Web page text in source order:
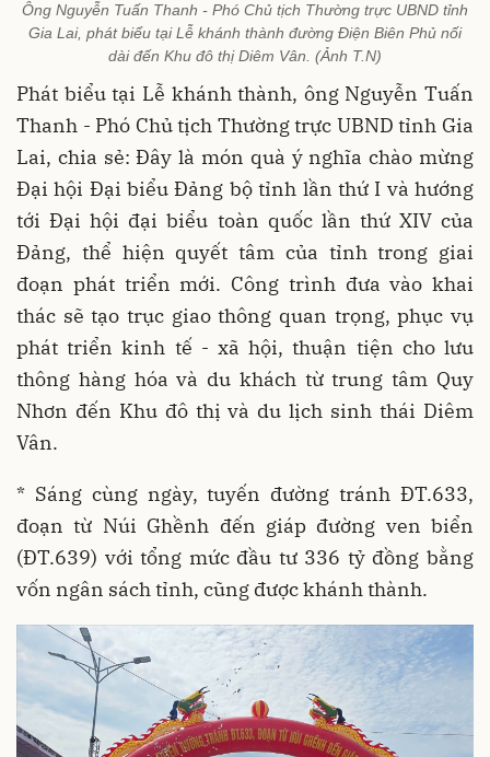
Ông Nguyễn Tuấn Thanh - Phó Chủ tịch Thường trực UBND tỉnh
Gia Lai, phát biểu tại Lễ khánh thành đường Điện Biên Phủ nối
dài đến Khu đô thị Diêm Vân. (Ảnh T.N)
Phát biểu tại Lễ khánh thành, ông Nguyễn Tuấn
Thanh - Phó Chủ tịch Thường trực UBND tỉnh Gia
Lai, chia sẻ: Đây là món quà ý nghĩa chào mừng
Đại hội Đại biểu Đảng bộ tỉnh lần thứ I và hướng
tới Đại hội đại biểu toàn quốc lần thứ XIV của
Đảng, thể hiện quyết tâm của tỉnh trong giai
đoạn phát triển mới. Công trình đưa vào khai
thác sẽ tạo trục giao thông quan trọng, phục vụ
phát triển kinh tế - xã hội, thuận tiện cho lưu
thông hàng hóa và du khách từ trung tâm Quy
Nhơn đến Khu đô thị và du lịch sinh thái Diêm
Vân.
* Sáng cùng ngày, tuyến đường tránh ĐT.633,
đoạn từ Núi Ghềnh đến giáp đường ven biển
(ĐT.639) với tổng mức đầu tư 336 tỷ đồng bằng
vốn ngân sách tỉnh, cũng được khánh thành.